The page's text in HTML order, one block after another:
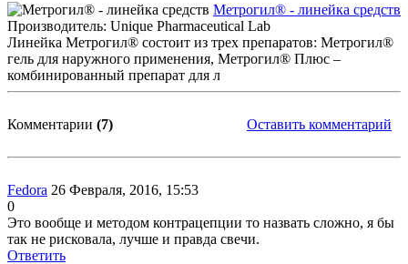
Метрогил® - линейка средств
Производитель: Unique Pharmaceutical Lab
Линейка Метрогил® состоит из трех препаратов: Метрогил®
гель для наружного применения, Метрогил® Плюс –
комбинированный препарат для л
Оставить комментарий
Комментарии (7)
Fedora 26 Февраля, 2016, 15:53
0
Это вообще и методом контрацепции то назвать сложно, я бы
так не рисковала, лучше и правда свечи.
Ответить